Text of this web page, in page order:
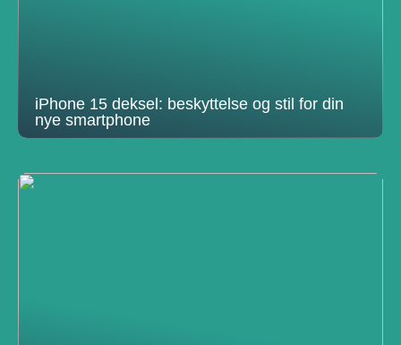
iPhone 15 deksel: beskyttelse og stil for din
nye smartphone